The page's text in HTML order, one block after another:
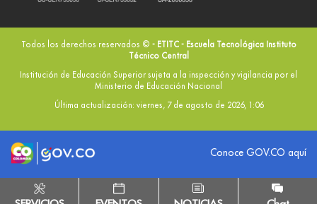
Todos los derechos reservados © - ETITC - Escuela Tecnológica Instituto
Técnico Central
Institución de Educación Superior sujeta a la inspección y vigilancia por el
Ministerio de Educación Nacional
Última actualización: viernes, 7 de agosto de 2026, 1:06
Logo marca ColombiaLogo Gobierno de ColombiaConoce GOV.CO aquí